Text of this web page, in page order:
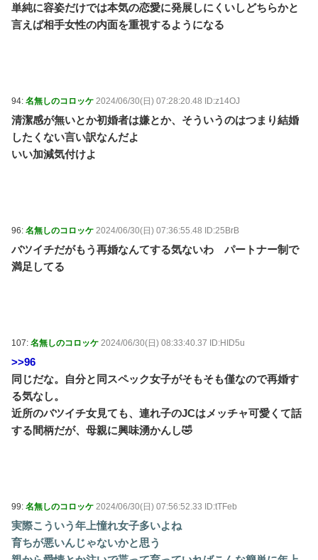
単純に容姿だけでは本気の恋愛に発展しにくいしどちらかと
言えば相手女性の内面を重視するようになる
94: 名無しのコロッケ 2024/06/30(日) 07:28:20.48 ID:z14OJ
清潔感が無いとか初婚者は嫌とか、そういうのはつまり結婚
したくない言い訳なんだよ
いい加減気付けよ
96: 名無しのコロッケ 2024/06/30(日) 07:36:55.48 ID:25BrB
バツイチだがもう再婚なんてする気ないわ パートナー制で
満足してる
107: 名無しのコロッケ 2024/06/30(日) 08:33:40.37 ID:HID5u
>>96
同じだな。自分と同スペック女子がそもそも僅なので再婚す
る気なし。
近所のバツイチ女見ても、連れ子のJCはメッチャ可愛くて話
する間柄だが、母親に興味湧かんし🤣
99: 名無しのコロッケ 2024/06/30(日) 07:56:52.33 ID:tTFeb
実際こういう年上憧れ女子多いよね
育ちが悪いんじゃないかと思う